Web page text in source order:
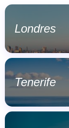
Londres
Tenerife